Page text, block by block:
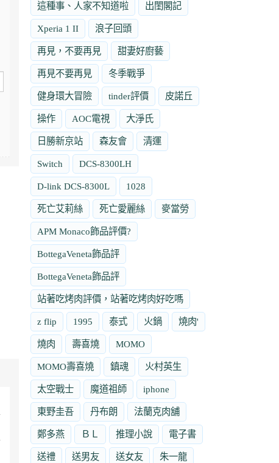
這種事、人家不知道啦 出閨閣記
Xperia 1 II 浪子回頭
再見，不要再見 甜妻好廚藝
再見不要再見 冬季戰爭
健身環大冒險 tinder評價 皮諾丘
操作 AOC電視 大淨氏
日勝新京站 森友會 清運
Switch DCS-8300LH
D-link DCS-8300L 1028
死亡艾莉絲 死亡愛麗絲 麥當勞
APM Monaco飾品評價?
BottegaVeneta飾品評
BottegaVeneta飾品評
站著吃烤肉評價，站著吃烤肉好吃嗎
z flip 1995 泰式 火鍋 燒肉'
燒肉 壽喜燒 MOMO
MOMO壽喜燒 鎮魂 火村英生
太空戰士 魔道祖師 iphone
東野圭吾 丹布朗 法蘭克肉舖
鄭多燕 ＢＬ 推理小說 電子書
送禮 送男友 送女友 朱一龍